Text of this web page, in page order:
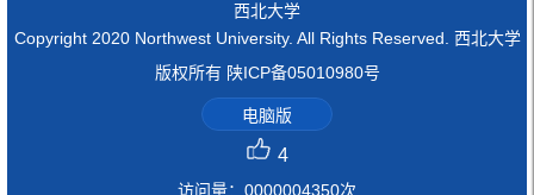
西北大学
Copyright 2020 Northwest University. All Rights Reserved. 西北大学
版权所有 陕ICP备05010980号
电脑版
4
访问量： 0000004350次